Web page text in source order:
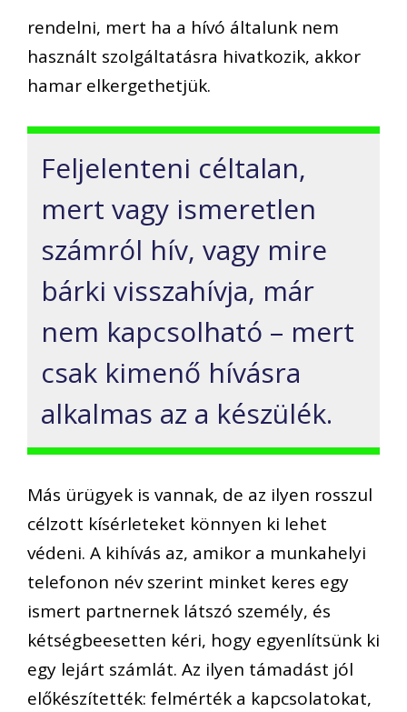
rendelni, mert ha a hívó általunk nem
használt szolgáltatásra hivatkozik, akkor
hamar elkergethetjük.
Feljelenteni céltalan,
mert vagy ismeretlen
számról hív, vagy mire
bárki visszahívja, már
nem kapcsolható – mert
csak kimenő hívásra
alkalmas az a készülék.
Más ürügyek is vannak, de az ilyen rosszul
célzott kísérleteket könnyen ki lehet
védeni. A kihívás az, amikor a munkahelyi
telefonon név szerint minket keres egy
ismert partnernek látszó személy, és
kétségbeesetten kéri, hogy egyenlítsünk ki
egy lejárt számlát. Az ilyen támadást jól
előkészítették: felmérték a kapcsolatokat,